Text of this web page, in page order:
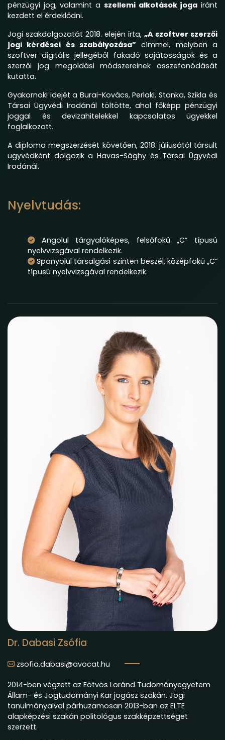
pénzügyi jog, valamint a szellemi alkotások joga iránt
kezdett el érdeklődni.
Jogi szakdolgozatát 2018. elején írta,„A szoftver szerzői
jogi kérdései és szabályozása” címmel, melyben a
szoftver digitális jellegéből fakadó sajátosságok és a
szerzői jog megoldási módszereinek összefonódását
kutatta.
Gyakornoki idejét a Burai-Kovács, Perlaki, Stanka, Szikla és
Társai Ügyvédi Irodánál töltötte, ahol főképp pénzügyi
joggal és devizahitelekkel kapcsolatos ügyekkel
foglalkozott.
A diploma megszerzését követően, 2018. júliusától társult
ügyvédként dolgozik a Havas-Sághy és Társai Ügyvédi
Irodánál.
Nyelvtudás:
Angolul tárgyalóképes, felsőfokú „C” típusú
nyelvvizsgával rendelkezik.
Spanyolul társalgási szinten beszél, középfokú „C”
típusú nyelvvizsgával rendelkezik.
Dr. Dabasi Zsófia
zsofia.dabasi@avocat.hu
2014-ben végzett az Eötvös Loránd Tudományegyetem
Állam- és Jogtudományi Kar jogász szakán. Jogi
tanulmányaival párhuzamosan 2013-ban az ELTE
alapképzési szakán politológus szakképzettséget
szerzett.